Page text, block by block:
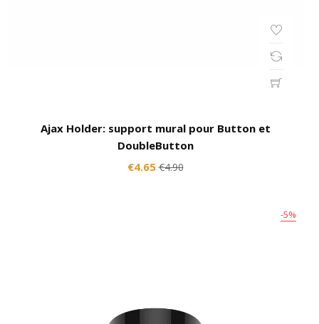
Ajax Holder: support mural pour Button et
DoubleButton
€4.65 €4.90
-5%